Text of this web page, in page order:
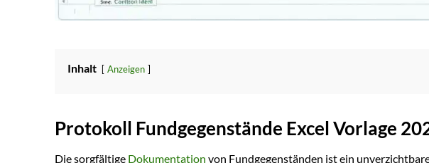
Inhalt Anzeigen
Protokoll Fundgegenstände Excel Vorlage
Die sorgfältige Dokumentation von Fundgegenständen ist ein